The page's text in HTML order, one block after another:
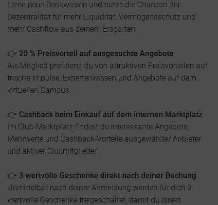
Lerne neue Denkweisen und nutze die Chancen der
Dezentralität für mehr Liquidität, Vermögensschutz und
mehr Cashflow aus deinem Ersparten.
👉 20 % Preisvorteil auf ausgesuchte Angebote
Als Mitglied profitierst du von attraktiven Preisvorteilen auf
frische Impulse, Expertenwissen und Angebote auf dem
virtuellen Campus.
👉 Cashback beim Einkauf auf dem internen Marktplatz
Im Club-Marktplatz findest du interessante Angebote,
Mehrwerte und Cashback-Vorteile ausgewählter Anbieter
und aktiver Clubmitglieder.
👉 3 wertvolle Geschenke direkt nach deiner Buchung
Unmittelbar nach deiner Anmeldung werden für dich 3
wertvolle Geschenke freigeschaltet, damit du direkt